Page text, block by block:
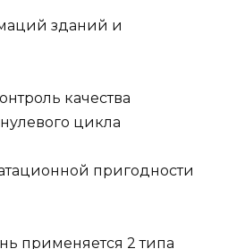
зданий и
качества
цикла
пригодности
применяется 2 типа